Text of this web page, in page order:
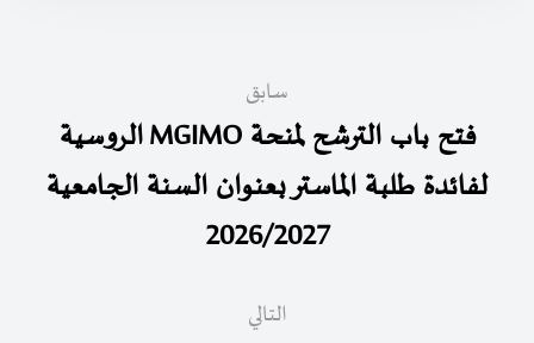
سابق
فتح باب الترشح لمنحة MGIMO الروسية
لفائدة طلبة الماستر بعنوان السنة الجامعية
2026/2027
التالي